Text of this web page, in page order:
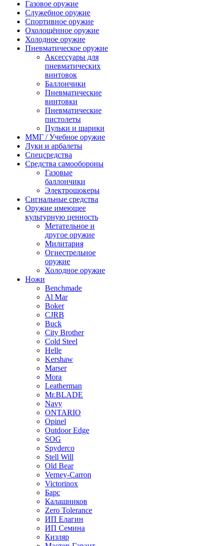
Газовое оружие
Служебное оружие
Спортивное оружие
Охолощённое оружие
Холодное оружие
Пневматическое оружие
Аксессуары для
пневматических
винтовок
Баллончики
Пневматические
винтовки
Пневматические
пистолеты
Пульки и шарики
ММГ / Учебное оружие
Луки и арбалеты
Спецсредства
Средства самообороны
Газовые
баллончики
Электрошокеры
Сигнальные средства
Оружие имеющее
культурную ценность
Метательное и
другое оружие
Милитария
Огнестрельное
оружие
Холодное оружие
Ножи
Benchmade
Al Mar
Boker
CJRB
Buck
City Brother
Cold Steel
Helle
Kershaw
Marser
Mora
Leatherman
Mr.BLADE
Navy
ONTARIO
Opinel
Outdoor Edge
SOG
Spyderco
Stell Will
Old Bear
Verney-Carron
Victorinox
Барс
Калашников
Zero Tolerance
ИП Елагин
ИП Семина
Кизляр